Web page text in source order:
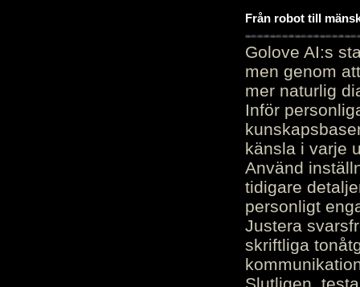
Från robot till
Golove AI:s
men genom
mer naturlig
Inför
känsla i varje
Använd
tidigare
personligt
Justera
skriftliga
Slutligen,